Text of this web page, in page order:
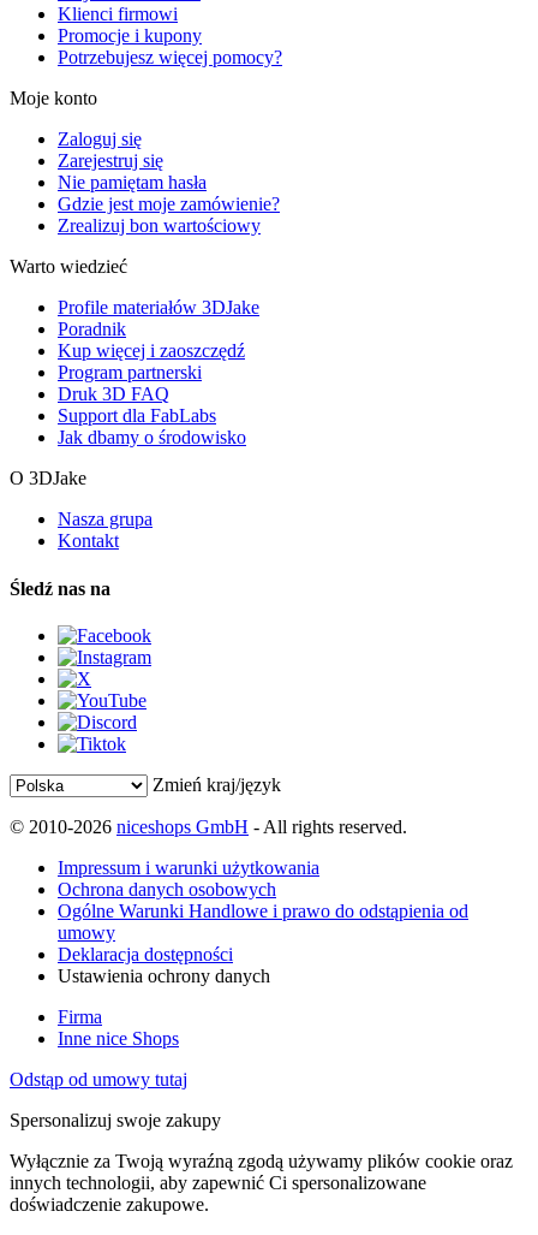
Klienci firmowi
Promocje i kupony
Potrzebujesz więcej pomocy?
Moje konto
Zaloguj się
Zarejestruj się
Nie pamiętam hasła
Gdzie jest moje zamówienie?
Zrealizuj bon wartościowy
Warto wiedzieć
Profile materiałów 3DJake
Poradnik
Kup więcej i zaoszczędź
Program partnerski
Druk 3D FAQ
Support dla FabLabs
Jak dbamy o środowisko
O 3DJake
Nasza grupa
Kontakt
Śledź nas na
Zmień kraj/język
© 2010-2026 niceshops GmbH - All rights reserved.
Impressum i warunki użytkowania
Ochrona danych osobowych
Ogólne Warunki Handlowe i prawo do odstąpienia od
umowy
Deklaracja dostępności
Ustawienia ochrony danych
Firma
Inne nice Shops
Odstąp od umowy tutaj
Spersonalizuj swoje zakupy
Wyłącznie za Twoją wyraźną zgodą używamy plików cookie oraz
innych technologii, aby zapewnić Ci spersonalizowane
doświadczenie zakupowe.